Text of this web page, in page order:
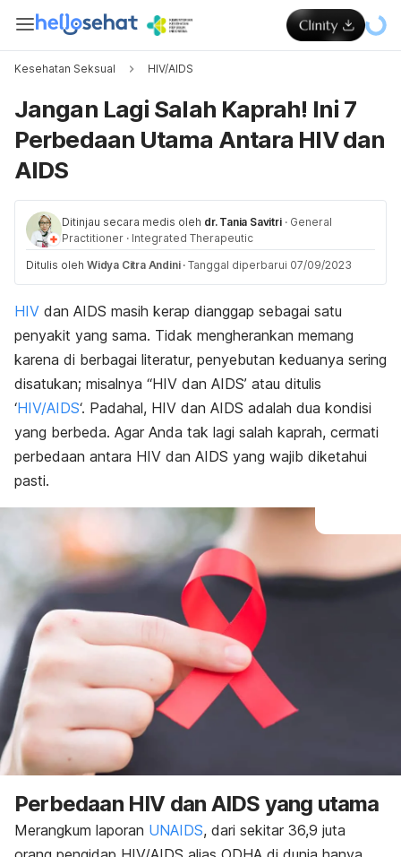
Kesehatan Seksual HIV/AIDS
Jangan Lagi Salah Kaprah! Ini 7
Perbedaan Utama Antara HIV dan
AIDS
Ditinjau secara medis oleh dr. Tania Savitri · General
Practitioner · Integrated Therapeutic
Ditulis oleh Widya Citra Andini · Tanggal diperbarui 07/09/2023
HIV dan AIDS masih kerap dianggap sebagai satu
penyakit yang sama. Tidak mengherankan memang
karena di berbagai literatur, penyebutan keduanya sering
disatukan; misalnya “HIV dan AIDS’ atau ditulis
‘HIV/AIDS‘. Padahal, HIV dan AIDS adalah dua kondisi
yang berbeda. Agar Anda tak lagi salah kaprah, cermati
perbedaan antara HIV dan AIDS yang wajib diketahui
pasti.
Perbedaan HIV dan AIDS yang utama
Merangkum laporan UNAIDS, dari sekitar 36,9 juta